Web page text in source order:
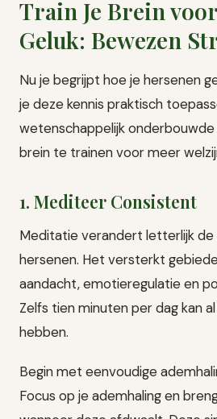
Train Je Brein
Geluk: Bewezen
Nu je begrijpt hoe je hersenen
je deze kennis praktisch
wetenschappelijk
brein te trainen voor meer
1. Mediteer Consistent
Meditatie verandert letterlijk
hersenen. Het versterkt
aandacht, emotieregulatie en
Zelfs tien minuten per dag kan
hebben.
Begin met eenvoudige
Focus op je ademhaling en